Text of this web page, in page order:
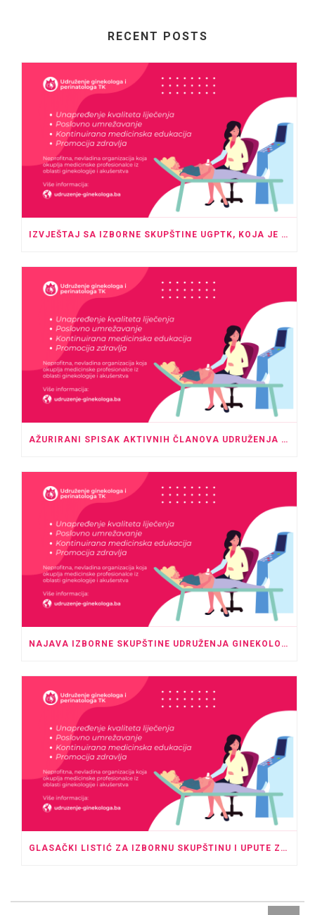
RECENT POSTS
IZVJEŠTAJ SA IZBORNE SKUPŠTINE UGPTK, KOJA JE ODRŽANA U PROSTORU HOTELA “ROYAL” TUZLA SA POČETKOM U 20:00 SATI.
AŽURIRANI SPISAK AKTIVNIH ČLANOVA UDRUŽENJA GINEKOLOGA I PERINATOLOGA TK – MAJ 2026.
NAJAVA IZBORNE SKUPŠTINE UDRUŽENJA GINEKOLOGA I PERINATOLOGA TK
GLASAČKI LISTIĆ ZA IZBORNU SKUPŠTINU I UPUTE ZA GLASANJE U ODSUSTVU